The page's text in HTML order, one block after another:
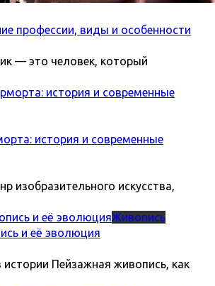
профессии, виды и особенности
— это человек, который
история и современные
изобразительного искусства,
Живопись
и её эволюция
Пейзажная живопись, как